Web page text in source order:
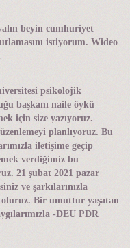
beyin cumhuriyet
istiyorum. Wideo
psikolojik
başkanı naile öykü
için size yazıyoruz.
planlıyoruz. Bu
iletişime geçip
verdiğimiz bu
21 şubat 2021 pazar
ve şarkılarınızla
oluruz. Bir umuttur yaşatan
-DEU PDR